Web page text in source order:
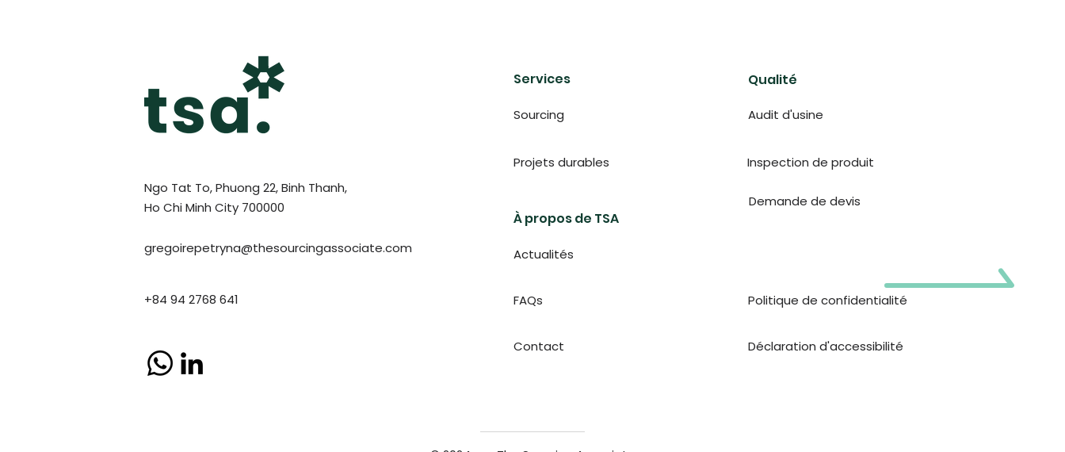
Services
Sourcing
Projets durables
Ngo Tat To, Phuong 22, Binh Thanh,
Ho Chi Minh City 700000
gregoirepetryna@thesourcingassociate.com
+84 94 2768 641
À propos de TSA
Actualités
FAQs
Contact
Qualité
Audit d'usine
Inspection de produit
Demande de devis
Politique de confidentialité
Déclaration d'accessibilité